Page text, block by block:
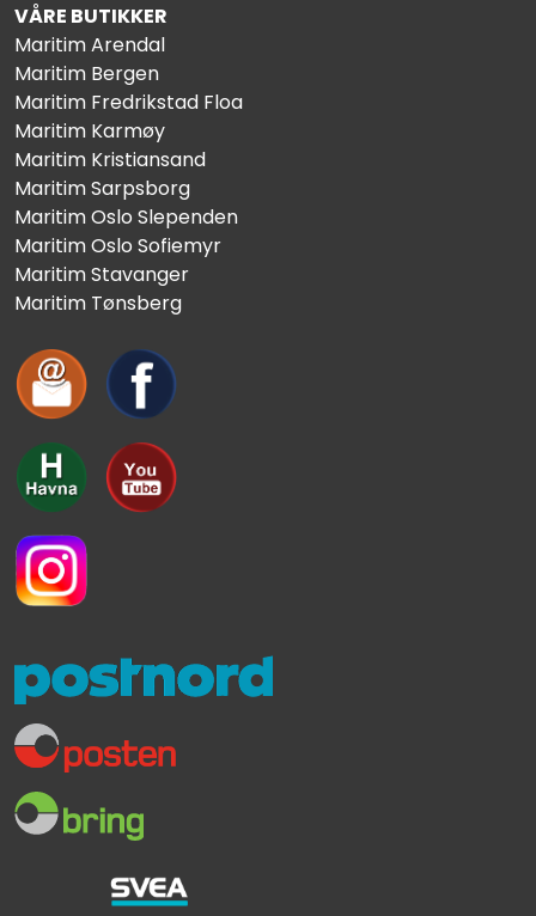
VÅRE BUTIKKER
Maritim Arendal
Maritim Bergen
Maritim Fredrikstad Floa
Maritim Karmøy
Maritim Kristiansand
Maritim Sarpsborg
Maritim Oslo Slependen
Maritim Oslo Sofiemyr
Maritim Stavanger
Maritim Tønsberg